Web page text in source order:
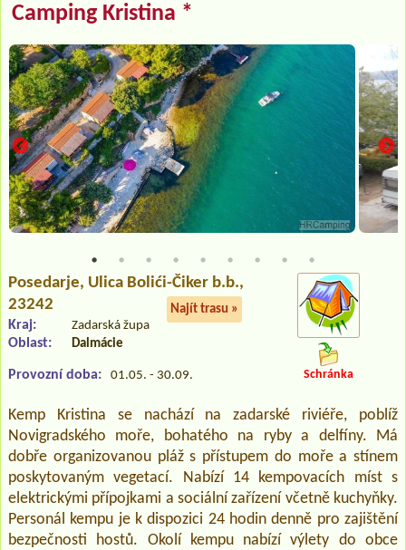
Camping Kristina *
Posedarje, Ulica Bolići-Čiker b.b.,
23242
Najít trasu »
Kraj: Zadarská župa
Oblast: Dalmácie
Provozní doba: 01.05. - 30.09. Schránka
Kemp Kristina se nachází na zadarské riviéře, poblíž
Novigradského moře, bohatého na ryby a delfíny. Má
dobře organizovanou pláž s přístupem do moře a stínem
poskytovaným vegetací. Nabízí 14 kempovacích míst s
elektrickými přípojkami a sociální zařízení včetně kuchyňky.
Personál kempu je k dispozici 24 hodin denně pro zajištění
bezpečnosti hostů. Okolí kempu nabízí výlety do obce